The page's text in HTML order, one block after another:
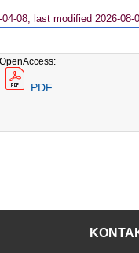
08, last modified 2026-08-
OpenAccess:
PDF